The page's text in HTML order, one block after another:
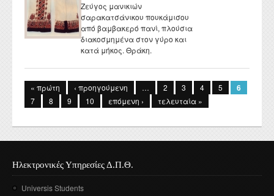
Ζεύγος μανικιών
σαρακατσάνικου πουκάμισου
από βαμβακερό πανί, πλούσια
διακοσμημένα στον γύρο και
κατά μήκος. Θράκη.
« πρώτη ‹ προηγούμενη … 2 3 4 5 6
7 8 9 10 επόμενη › τελευταία »
Ηλεκτρονικές Υπηρεσίες Δ.Π.Θ.
Universis Students